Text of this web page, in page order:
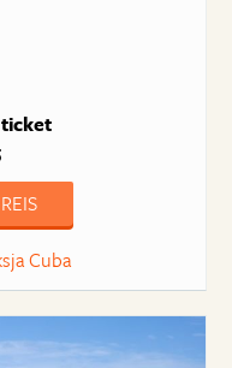
Cuba